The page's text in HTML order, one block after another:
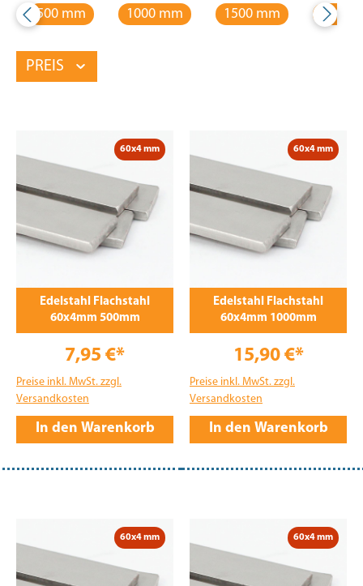
500 mm 1000 mm 1500 mm 2000
PREIS
60x4 mm
Edelstahl Flachstahl
60x4mm 500mm
7,95 €*
Preise inkl. MwSt. zzgl.
Versandkosten
In den Warenkorb
60x4 mm
Edelstahl Flachstahl
60x4mm 1000mm
15,90 €*
Preise inkl. MwSt. zzgl.
Versandkosten
In den Warenkorb
60x4 mm 60x4 mm